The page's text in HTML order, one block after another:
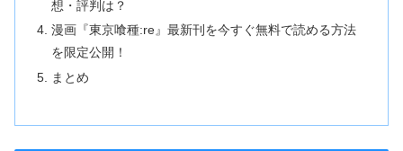
想・評判は？
漫画『東京喰種:re』最新刊を今すぐ無料で読める方法
を限定公開！
まとめ